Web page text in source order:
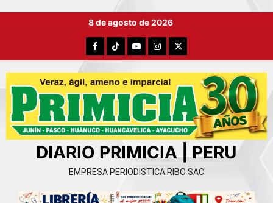
8 de agosto de 2026
FacebookTikTokYouTubeInstagram
X
DIARIO PRIMICIA | PERU
EMPRESA PERIODISTICA RIBO SAC